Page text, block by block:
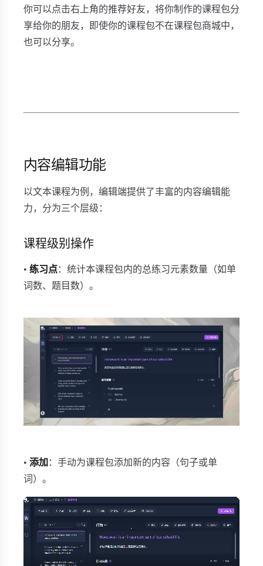
你可以点击右上角的推荐好友，将你制作的课程包分
享给你的朋友，即使你的课程包不在课程包商城中，
也可以分享。
内容编辑功能
以文本课程为例，编辑端提供了丰富的内容编辑能
力，分为三个层级：
课程级别操作
• 练习点：统计本课程包内的总练习元素数量（如单
词数、题目数）。
• 添加 ：手动为课程包添加新的内容（句子或单
词）。